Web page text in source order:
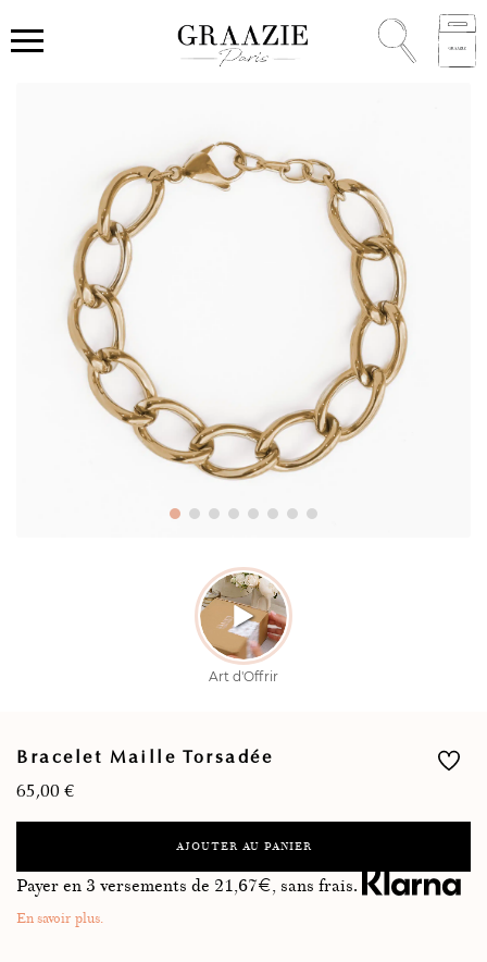
Bracelet Maille Torsadée
65,00 €
AJOUTER AU PANIER
Payer en 3 versements de 21,67€, sans frais.
En savoir plus.